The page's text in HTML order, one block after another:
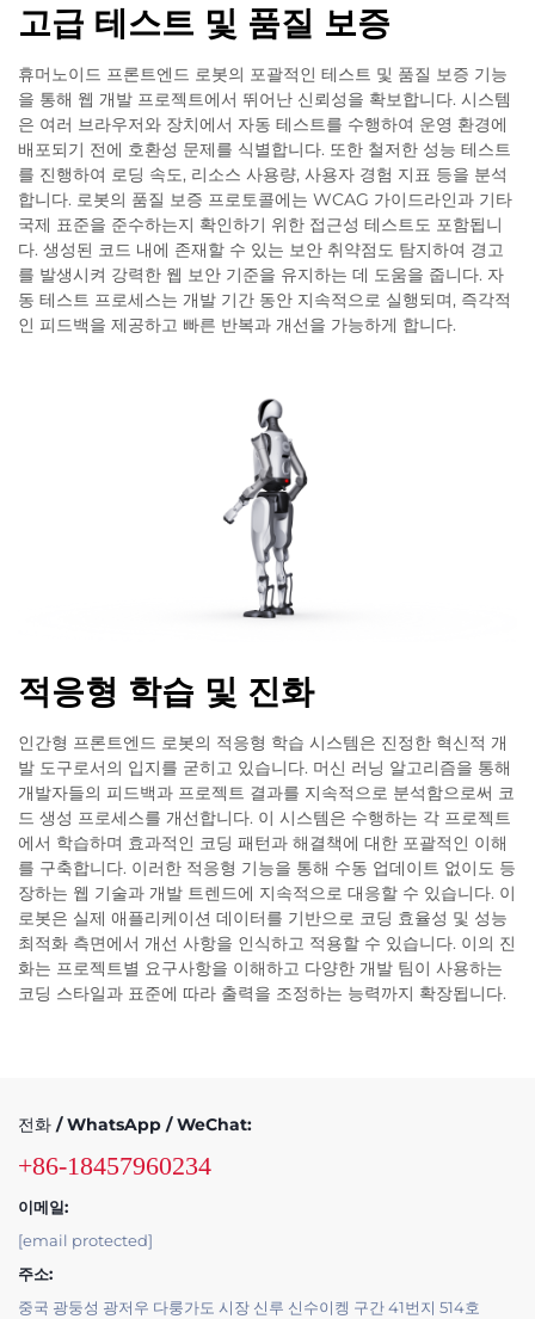
고급 테스트 및 품질 보증
휴머노이드 프론트엔드 로봇의 포괄적인 테스트 및 품질 보증 기능
을 통해 웹 개발 프로젝트에서 뛰어난 신뢰성을 확보합니다. 시스템
은 여러 브라우저와 장치에서 자동 테스트를 수행하여 운영 환경에
배포되기 전에 호환성 문제를 식별합니다. 또한 철저한 성능 테스트
를 진행하여 로딩 속도, 리소스 사용량, 사용자 경험 지표 등을 분석
합니다. 로봇의 품질 보증 프로토콜에는 WCAG 가이드라인과 기타
국제 표준을 준수하는지 확인하기 위한 접근성 테스트도 포함됩니
다. 생성된 코드 내에 존재할 수 있는 보안 취약점도 탐지하여 경고
를 발생시켜 강력한 웹 보안 기준을 유지하는 데 도움을 줍니다. 자
동 테스트 프로세스는 개발 기간 동안 지속적으로 실행되며, 즉각적
인 피드백을 제공하고 빠른 반복과 개선을 가능하게 합니다.
적응형 학습 및 진화
인간형 프론트엔드 로봇의 적응형 학습 시스템은 진정한 혁신적 개
발 도구로서의 입지를 굳히고 있습니다. 머신 러닝 알고리즘을 통해
개발자들의 피드백과 프로젝트 결과를 지속적으로 분석함으로써 코
드 생성 프로세스를 개선합니다. 이 시스템은 수행하는 각 프로젝트
에서 학습하며 효과적인 코딩 패턴과 해결책에 대한 포괄적인 이해
를 구축합니다. 이러한 적응형 기능을 통해 수동 업데이트 없이도 등
장하는 웹 기술과 개발 트렌드에 지속적으로 대응할 수 있습니다. 이
로봇은 실제 애플리케이션 데이터를 기반으로 코딩 효율성 및 성능
최적화 측면에서 개선 사항을 인식하고 적용할 수 있습니다. 이의 진
화는 프로젝트별 요구사항을 이해하고 다양한 개발 팀이 사용하는
코딩 스타일과 표준에 따라 출력을 조정하는 능력까지 확장됩니다.
전화 / WhatsApp / WeChat:
+86-18457960234
이메일:
[email protected]
주소:
중국 광둥성 광저우 다룽가도 시장 신루 신수이켕 구간 41번지 514호